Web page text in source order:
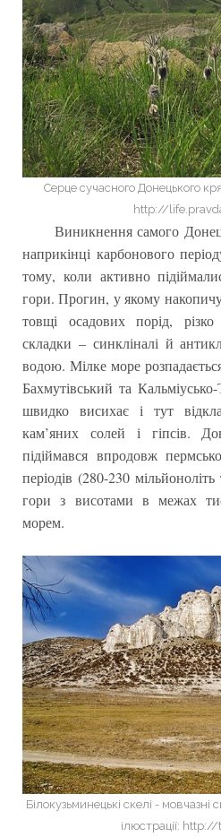
Серце сучасного Донецького
http://
Виникнення самого
наприкінці карбонового
тому, коли активно
гори. Прогин, у якому
товщі осадових порід,
складки – синкліналі й
водою. Мілке море
Бахмутівський та
швидко висихає і тут
кам’яних солей і гіпсів.
підіймався впродовж
періодів (280-230
гори з висотами в межах
морем.
Білокузьминецькі скелі - мовчазні
ілюстрації: